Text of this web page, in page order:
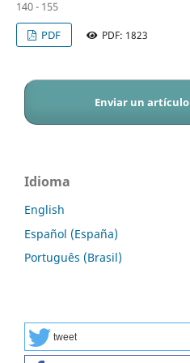
140 - 155
PDF
PDF: 1823
Enviar un artículo
Idioma
English
Español (España)
Português (Brasil)
tweet